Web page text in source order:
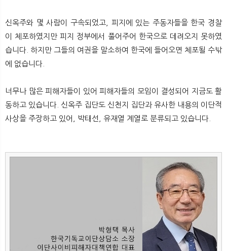
신옥주와 몇 사람이 구속되었고, 피지에 있는 주동자들을 한국 경찰
이 체포하였지만 피지 정부에서 풀어주어 한국으로 데려오지 못하였
습니다. 하지만 그들의 여권을 말소하여 한국에 들어오면 체포될 수밖
에 없습니다.
너무나 많은 피해자들이 있어 피해자들의 모임이 결성되어 지금도 활
동하고 있습니다. 신옥주 집단도 신천지 집단과 유사한 내용의 이단적
사상을 주장하고 있어, 박태선, 유재열 계열로 분류되고 있습니다.​